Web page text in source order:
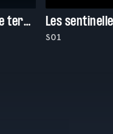
Histoires de phoques : Entre terre et mer
S01